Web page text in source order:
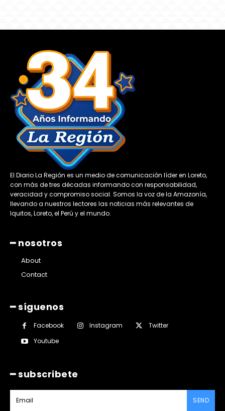
El Diario La Región es un medio de comunicación líder en Loreto,
con más de tres décadas informando con responsabilidad,
veracidad y compromiso social. Somos la voz de la Amazonía,
llevando a nuestros lectores las noticias más relevantes de
Iquitos, Loreto, el Perú y el mundo.
━ nosotros
About
Contact
━ síguenos
Facebook Instagram
Twitter
Youtube
━ subscribete
SEND